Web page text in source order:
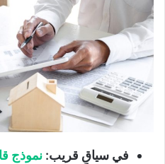
في سياقٍ قريب: نموذج